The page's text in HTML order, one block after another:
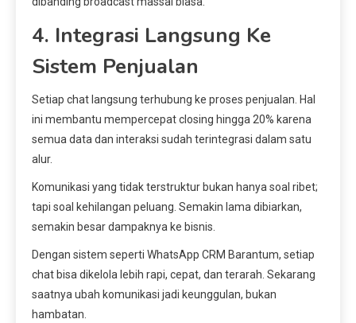
4. Integrasi Langsung Ke
Sistem Penjualan
Setiap chat langsung terhubung ke proses penjualan. Hal
ini membantu mempercepat closing hingga 20% karena
semua data dan interaksi sudah terintegrasi dalam satu
alur.
Komunikasi yang tidak terstruktur bukan hanya soal ribet;
tapi soal kehilangan peluang. Semakin lama dibiarkan,
semakin besar dampaknya ke bisnis.
Dengan sistem seperti WhatsApp CRM Barantum, setiap
chat bisa dikelola lebih rapi, cepat, dan terarah. Sekarang
saatnya ubah komunikasi jadi keunggulan, bukan
hambatan.